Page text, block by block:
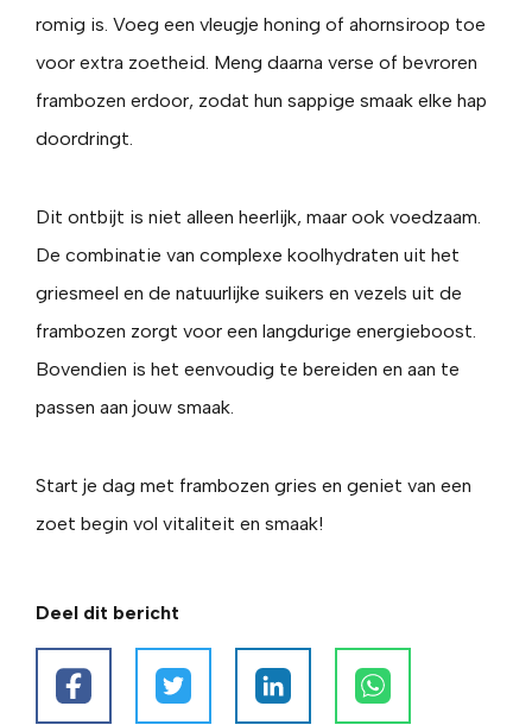
romig is. Voeg een vleugje honing of ahornsiroop toe
voor extra zoetheid. Meng daarna verse of bevroren
frambozen erdoor, zodat hun sappige smaak elke hap
doordringt.
Dit ontbijt is niet alleen heerlijk, maar ook voedzaam.
De combinatie van complexe koolhydraten uit het
griesmeel en de natuurlijke suikers en vezels uit de
frambozen zorgt voor een langdurige energieboost.
Bovendien is het eenvoudig te bereiden en aan te
passen aan jouw smaak.
Start je dag met frambozen gries en geniet van een
zoet begin vol vitaliteit en smaak!
Deel dit bericht